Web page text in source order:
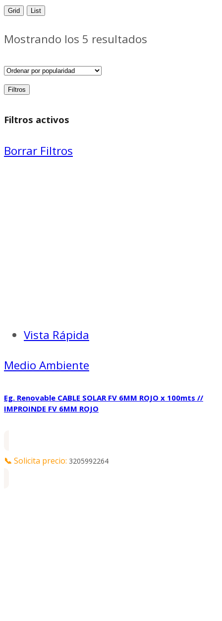
Grid List
Mostrando los 5 resultados
Filtros
Filtros activos
Borrar Filtros
Vista Rápida
Medio Ambiente
Eg. Renovable CABLE SOLAR FV 6MM ROJO x 100mts //
IMPROINDE FV 6MM ROJO
📞 Solicita precio: 3205992264